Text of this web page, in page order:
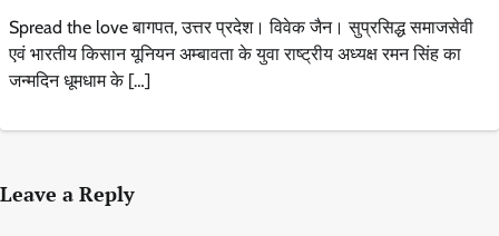
Spread the love बागपत, उत्तर प्रदेश। विवेक जैन। सुप्रसिद्ध समाजसेवी
एवं भारतीय किसान यूनियन अम्बावता के युवा राष्ट्रीय अध्यक्ष रमन सिंह का
जन्मदिन धूमधाम के […]
Leave a Reply